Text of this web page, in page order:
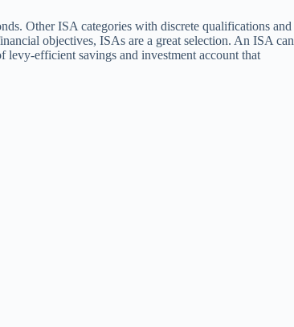
Other ISA categories with discrete qualifications and
objectives, ISAs are a great selection. An ISA can
efficient savings and investment account that